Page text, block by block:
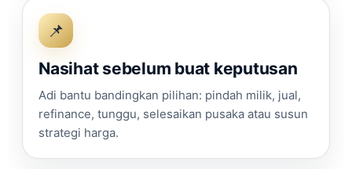
📌
Nasihat sebelum buat keputusan
Adi bantu bandingkan pilihan: pindah milik, jual,
refinance, tunggu, selesaikan pusaka atau susun
strategi harga.